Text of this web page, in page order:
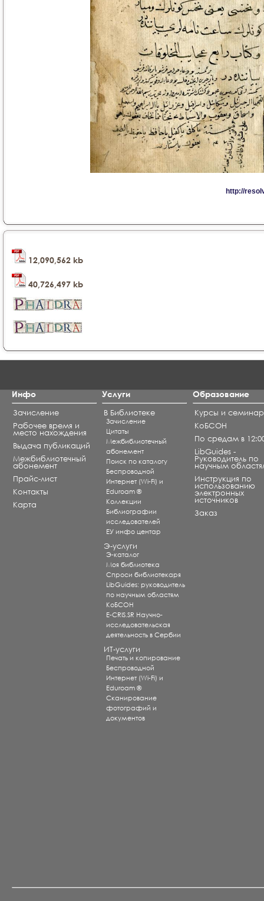
12,090,562 kb
40,726,497 kb
Инфо
Зачисление
Рабочее время и
место нахождения
Выдача публикаций
Межбиблиотечный
абонемент
Прайс-лист
Контакты
Карта
Услуги
В Библиотеке
Зачисление
Цитаты
Межбиблиотечный
абонемент
Поиск по каталогу
Беспроводной
Интернет (Wi-Fi) и
Eduroam ®
Коллекции
Библиографии
исследователей
ЕУ инфо центар
Э-услуги
Э-каталог
Моя библиотека
Спроси библиотекаря
LibGuides: руководитель
по научным областям
КоБСОН
E-CRIS.SR Научно-
исследовательская
деятельность в Сербии
ИТ-услуги
Печать и копирование
Беспроводной
Интернет (Wi-Fi) и
Eduroam ®
Сканирование
фотографий и
документов
Образование
Курсы и
КоБСОН
По средам в
LibGuides -
Руководитель по
научным
Инструкция по
использованию
электронных
источников
Заказ